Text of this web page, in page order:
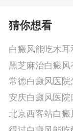
猜你想看
白癜风能吃木
黑芝麻治白癜风
常德白癜风医院
安庆白癜风医
北京西客站白癜